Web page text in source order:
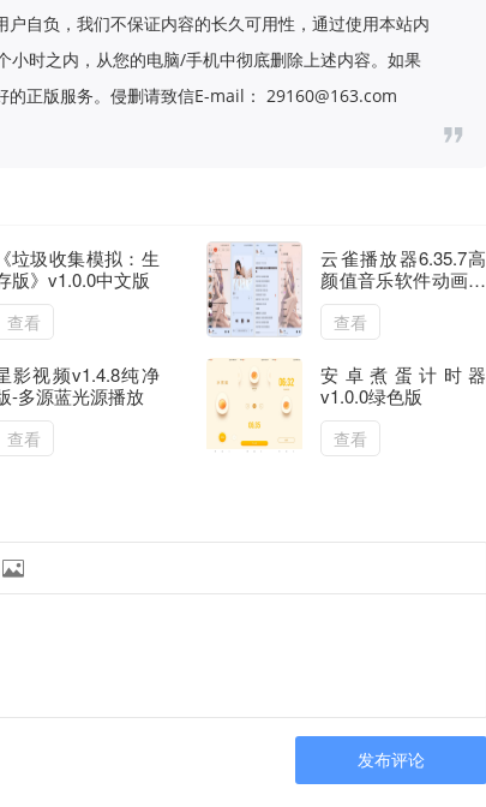
自负，我们不保证内容的长久可用性，通过使用本站内
时之内，从您的电脑/手机中彻底删除上述内容。如果
正版服务。侵删请致信E-mail： 29160@163.com
《垃圾收集模拟：生
版》v1.0.0中文版
查看
云雀播放器6.35.7高
颜值音乐软件动画非
常流畅已解锁
查看
影视频v1.4.8纯净
-多源蓝光源播放
查看
安卓煮蛋计时器
v1.0.0绿色版
查看

发布评论